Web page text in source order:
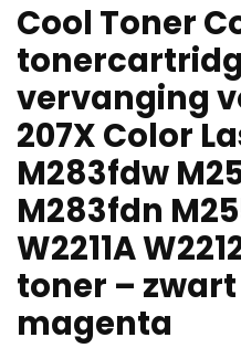
Cool Toner
vervanging
207X Color
M283fdw
M283fdn
W2211A
toner –
magenta